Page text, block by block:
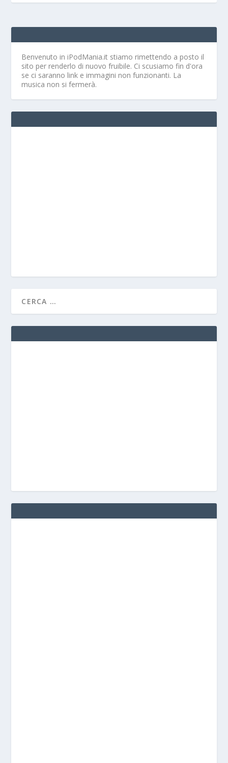
Benvenuto in iPodMania.it stiamo rimettendo a posto il
sito per renderlo di nuovo fruibile. Ci scusiamo fin d'ora
se ci saranno link e immagini non funzionanti. La
musica non si fermerà.